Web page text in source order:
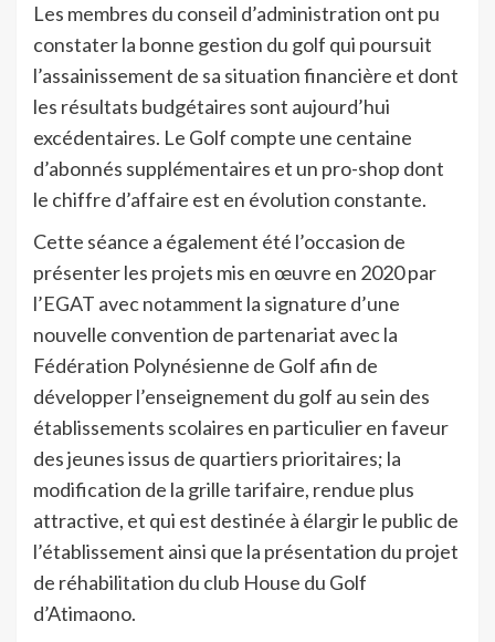
Les membres du conseil d’administration ont pu
constater la bonne gestion du golf qui poursuit
l’assainissement de sa situation financière et dont
les résultats budgétaires sont aujourd’hui
excédentaires. Le Golf compte une centaine
d’abonnés supplémentaires et un pro-shop dont
le chiffre d’affaire est en évolution constante.
Cette séance a également été l’occasion de
présenter les projets mis en œuvre en 2020 par
l’EGAT avec notamment la signature d’une
nouvelle convention de partenariat avec la
Fédération Polynésienne de Golf afin de
développer l’enseignement du golf au sein des
établissements scolaires en particulier en faveur
des jeunes issus de quartiers prioritaires; la
modification de la grille tarifaire, rendue plus
attractive, et qui est destinée à élargir le public de
l’établissement ainsi que la présentation du projet
de réhabilitation du club House du Golf
d’Atimaono.